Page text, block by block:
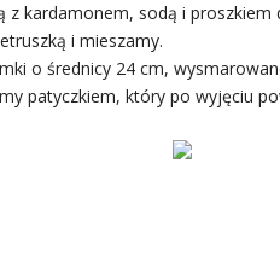
z kardamonem, sodą i proszkiem
i mieszamy.
o średnicy 24 cm,
patyczkiem, który po wyjęciu